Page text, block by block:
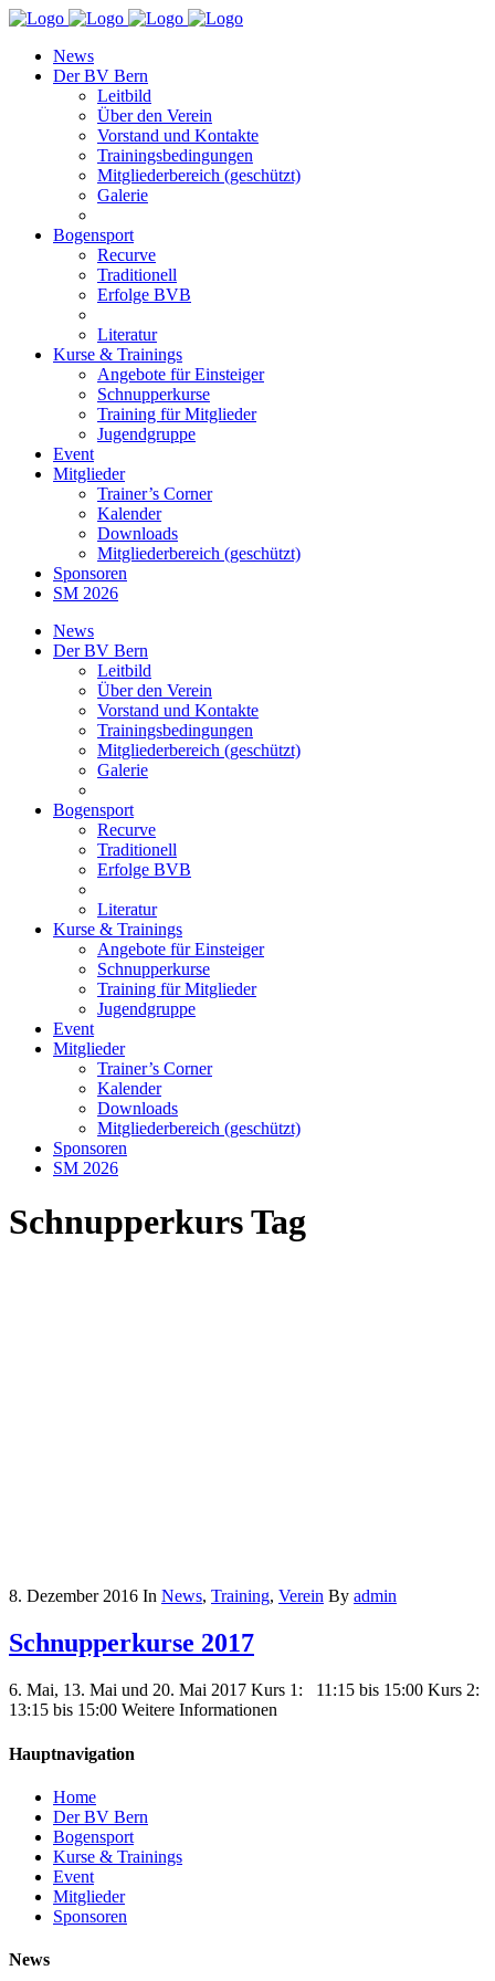
News
Der BV Bern
Leitbild
Über den Verein
Vorstand und Kontakte
Trainingsbedingungen
Mitgliederbereich (geschützt)
Galerie
Bogensport
Recurve
Traditionell
Erfolge BVB
Literatur
Kurse & Trainings
Angebote für Einsteiger
Schnupperkurse
Training für Mitglieder
Jugendgruppe
Event
Mitglieder
Trainer’s Corner
Kalender
Downloads
Mitgliederbereich (geschützt)
Sponsoren
SM 2026
News
Der BV Bern
Leitbild
Über den Verein
Vorstand und Kontakte
Trainingsbedingungen
Mitgliederbereich (geschützt)
Galerie
Bogensport
Recurve
Traditionell
Erfolge BVB
Literatur
Kurse & Trainings
Angebote für Einsteiger
Schnupperkurse
Training für Mitglieder
Jugendgruppe
Event
Mitglieder
Trainer’s Corner
Kalender
Downloads
Mitgliederbereich (geschützt)
Sponsoren
SM 2026
Schnupperkurs Tag
8. Dezember 2016 In News, Training, Verein By admin
Schnupperkurse 2017
6. Mai, 13. Mai und 20. Mai 2017 Kurs 1: 11:15 bis 15:00 Kurs 2:
13:15 bis 15:00 Weitere Informationen
Hauptnavigation
Home
Der BV Bern
Bogensport
Kurse & Trainings
Event
Mitglieder
Sponsoren
News